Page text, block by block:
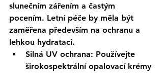
slunečním zářením a častým
pocením. Letní péče by měla být
zaměřena především na ochranu a
lehkou hydrataci.
Silná UV ochrana: Používejte
širokospektrální opalovací krémy